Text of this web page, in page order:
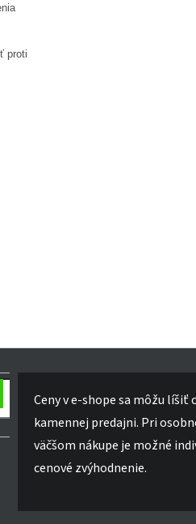
proti
Ceny v e-shope sa môžu líšiť
kamennej predajni. Pri
väčšom nákupe je možné
cenové zvýhodnenie.